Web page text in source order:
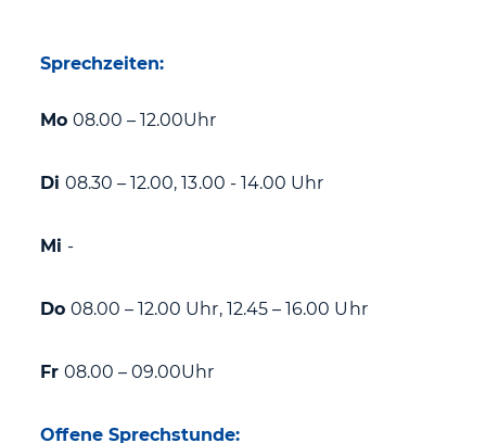
Sprechzeiten:
Mo 08.00 – 12.00Uhr
Di 08.30 – 12.00, 13.00 - 14.00 Uhr
Mi -
Do 08.00 – 12.00 Uhr, 12.45 – 16.00 Uhr
Fr 08.00 – 09.00Uhr
Offene Sprechstunde: